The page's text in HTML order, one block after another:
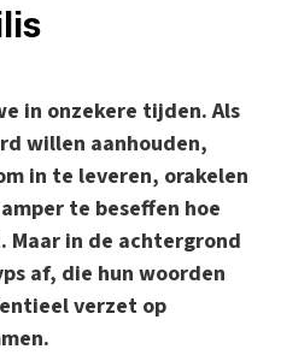
in onzekere tijden. Als
willen aanhouden,
in te leveren, orakelen
te beseffen hoe
in de achtergrond
af, die hun woorden
verzet op